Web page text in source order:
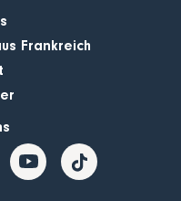
Frankreich